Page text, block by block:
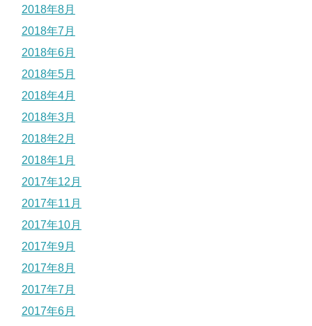
2018年8月
2018年7月
2018年6月
2018年5月
2018年4月
2018年3月
2018年2月
2018年1月
2017年12月
2017年11月
2017年10月
2017年9月
2017年8月
2017年7月
2017年6月